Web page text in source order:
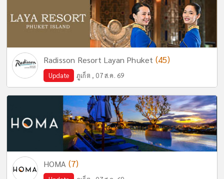
Radisson Resort Layan Phuket (45)
Update ภูเก็ต , 07 ส.ค. 69
HOMA (7)